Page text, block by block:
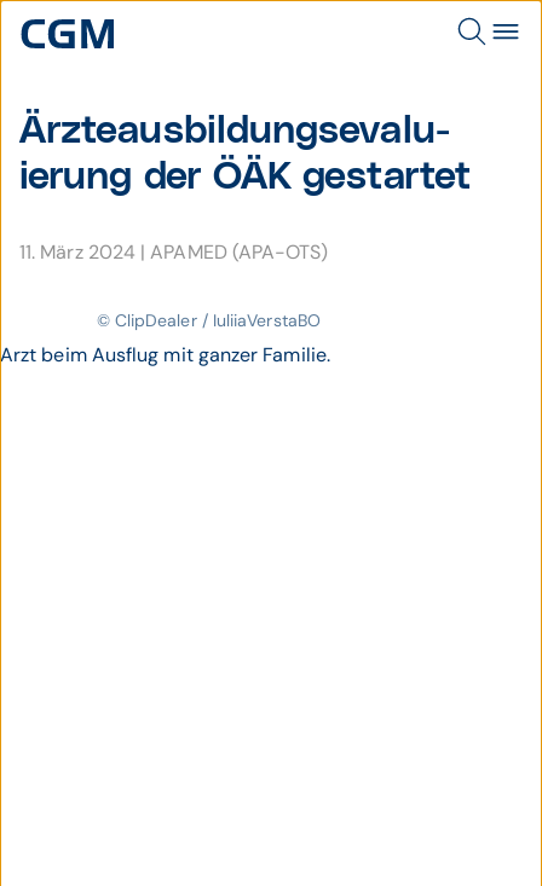
Ärzte­ausbildungs­evalu­
ierung der ÖÄK gestartet
11. März 2024 |APAMED (APA-OTS)
© ClipDealer / IuliiaVerstaBO
Arzt beim Ausflug mit ganzer Familie.